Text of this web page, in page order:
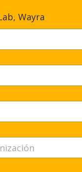
Wayra